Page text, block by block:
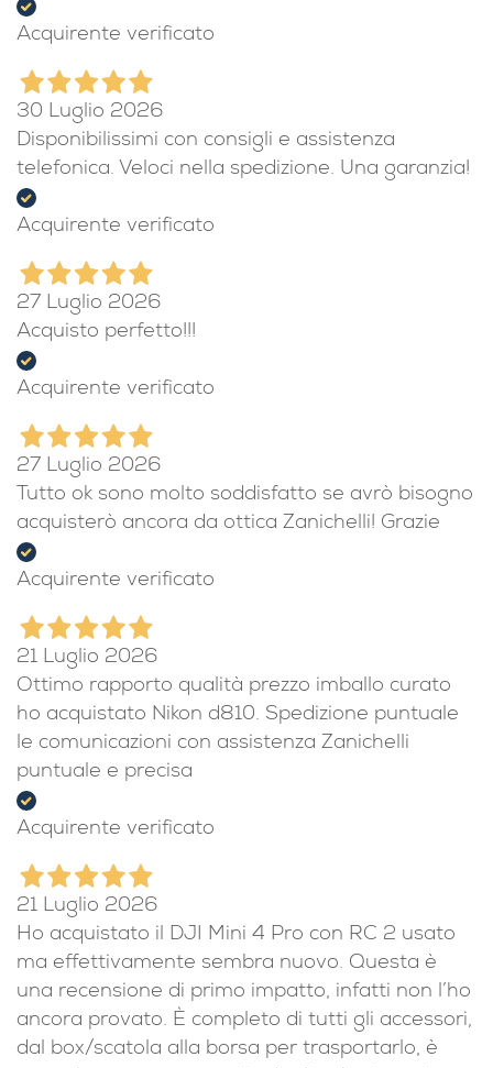
Acquirente verificato
30 Luglio 2026
Disponibilissimi con consigli e assistenza
telefonica. Veloci nella spedizione. Una garanzia!
Acquirente verificato
27 Luglio 2026
Acquisto perfetto!!!
Acquirente verificato
27 Luglio 2026
Tutto ok sono molto soddisfatto se avrò bisogno
acquisterò ancora da ottica Zanichelli! Grazie
Acquirente verificato
21 Luglio 2026
Ottimo rapporto qualità prezzo imballo curato
ho acquistato Nikon d810. Spedizione puntuale
le comunicazioni con assistenza Zanichelli
puntuale e precisa
Acquirente verificato
21 Luglio 2026
Ho acquistato il DJI Mini 4 Pro con RC 2 usato
ma effettivamente sembra nuovo. Questa è
una recensione di primo impatto, infatti non l’ho
ancora provato. È completo di tutti gli accessori,
dal box/scatola alla borsa per trasportarlo, è